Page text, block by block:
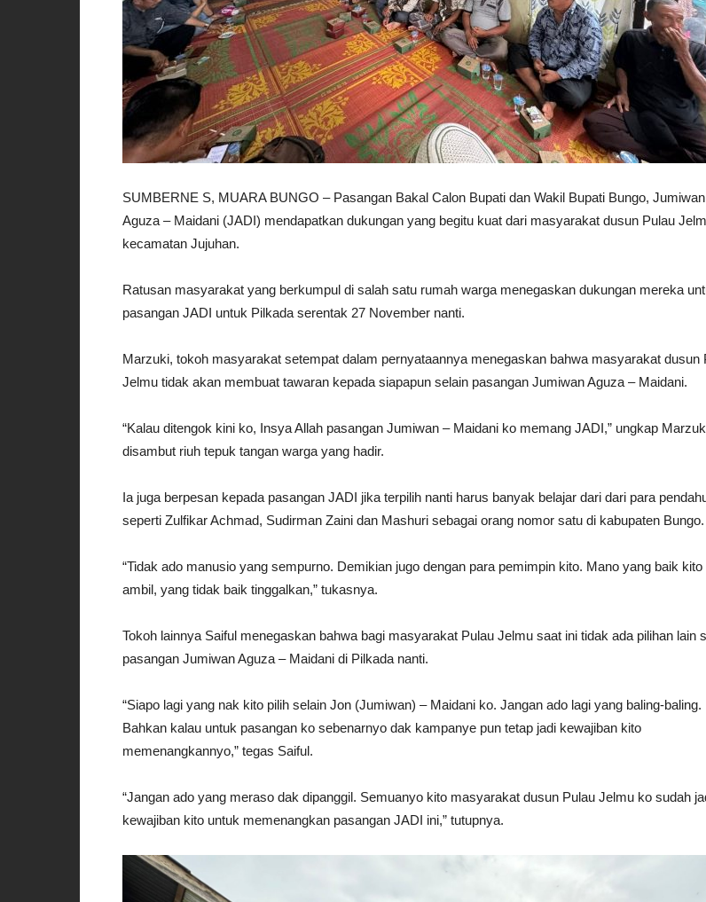
SUMBERNE S, MUARA BUNGO – Pasangan Bakal Calon Bupati dan Wakil Bupati Bungo, Jumiwan
Aguza – Maidani (JADI) mendapatkan dukungan yang begitu kuat dari masyarakat dusun Pulau
kecamatan Jujuhan.
Ratusan masyarakat yang berkumpul di salah satu rumah warga menegaskan dukungan mereka
pasangan JADI untuk Pilkada serentak 27 November nanti.
Marzuki, tokoh masyarakat setempat dalam pernyataannya menegaskan bahwa masyarakat dusun
Jelmu tidak akan membuat tawaran kepada siapapun selain pasangan Jumiwan Aguza – Maidani.
“Kalau ditengok kini ko, Insya Allah pasangan Jumiwan – Maidani ko memang JADI,” ungkap
disambut riuh tepuk tangan warga yang hadir.
Ia juga berpesan kepada pasangan JADI jika terpilih nanti harus banyak belajar dari dari para
seperti Zulfikar Achmad, Sudirman Zaini dan Mashuri sebagai orang nomor satu di kabupaten Bungo.
“Tidak ado manusio yang sempurno. Demikian jugo dengan para pemimpin kito. Mano yang baik kito
ambil, yang tidak baik tinggalkan,” tukasnya.
Tokoh lainnya Saiful menegaskan bahwa bagi masyarakat Pulau Jelmu saat ini tidak ada pilihan lain
pasangan Jumiwan Aguza – Maidani di Pilkada nanti.
“Siapo lagi yang nak kito pilih selain Jon (Jumiwan) – Maidani ko. Jangan ado lagi yang baling-baling.
Bahkan kalau untuk pasangan ko sebenarnyo dak kampanye pun tetap jadi kewajiban kito
memenangkannyo,” tegas Saiful.
“Jangan ado yang meraso dak dipanggil. Semuanyo kito masyarakat dusun Pulau Jelmu ko sudah
kewajiban kito untuk memenangkan pasangan JADI ini,” tutupnya.